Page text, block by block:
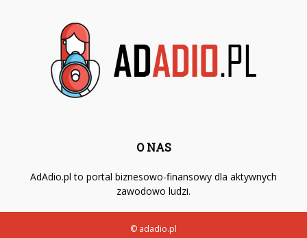
O NAS
AdAdio.pl to portal biznesowo-finansowy dla aktywnych
zawodowo ludzi.
© adadio.pl